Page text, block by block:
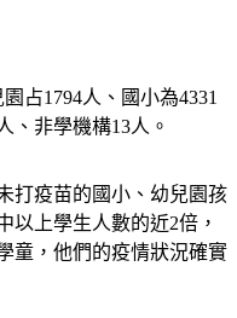
占1794人、國小為4331
、非學機構13人。
打疫苗的國小、幼兒園孩
以上學生人數的近2倍，
童，他們的疫情狀況確實